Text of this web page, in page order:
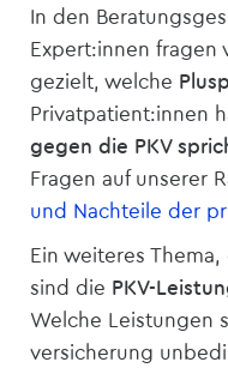
In den
Expert:innen fragen
gezielt, welche
Privatpatient:innen
gegen die PKV
Fragen auf unserer
und Nachteile der
Ein weiteres
sind die PKV-
Welche Leistungen
versicherung